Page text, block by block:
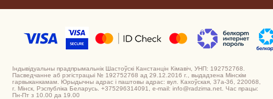
Індывідуальны прадпрымальнік Шастоўскі Канстанцін Кімавіч, УНП: 192752768.
Пасведчанне аб рэгістрацыі № 192752768 ад 29.12.2016 г., выдадзена Мінскім
гарвыканкамам. Юрыдычны адрас і паштовы адрас: вул. Кахоўская, 37а-36, 220068,
г. Мінск, Рэспубліка Беларусь. +375296314091, e-mail: info@radzima.net. Час працы:
Пн-Пт з 10.00 да 19.00